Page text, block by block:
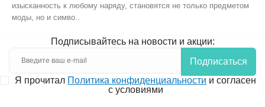
изысканность к любому наряду, становятся не только предметом
моды, но и симво..
Подписывайтесь на новости и акции:
Подписаться
Я прочитал Политика конфиденциальности и согласен
с условиями